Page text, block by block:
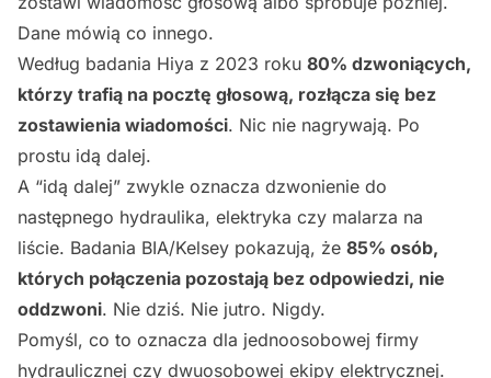
Dane mówią co innego.
Według badania Hiya z 2023 roku 80% dzwoniących,
którzy trafią na pocztę głosową, rozłącza się bez
zostawienia wiadomości. Nic nie nagrywają. Po
prostu idą dalej.
A “idą dalej” zwykle oznacza dzwonienie do
następnego hydraulika, elektryka czy malarza na
liście. Badania BIA/Kelsey pokazują, że 85% osób,
których połączenia pozostają bez odpowiedzi, nie
oddzwoni. Nie dziś. Nie jutro. Nigdy.
Pomyśl, co to oznacza dla jednoosobowej firmy
hydraulicznej czy dwuosobowej ekipy elektrycznej.